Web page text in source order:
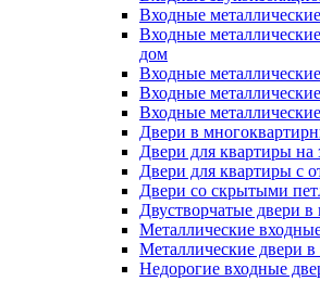
Входные
Входные
дом
Входные
Входные
Входные
Двери в
Двери для квартиры на
Двери для квартиры с
Двери со скрытыми
Двустворчатые двери в
Металлические
Металлические двери в
Недорогие входные